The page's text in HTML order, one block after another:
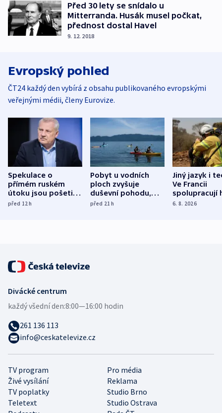
Před 30 lety se snídalo u
Mitterranda. Husák musel počkat,
přednost dostal Havel
9. 12. 2018
Evropský pohled
ČT24 každý den vybírá z obsahu publikovaného evropskými
veřejnými médii, členy Eurovize.
Spekulace o
přímém ruském
útoku jsou pošetilé,
míní estonský
před 12h
Pobyt u vodních
ploch zvyšuje
duševní pohodu,
ukázala
před 21h
Jiný jazyk i
Ve Francii
spolupracují
různých zemí
6. 8. 2026
TV program
Pro média
Živé vysílání
Reklama
TV poplatky
Studio Brno
Teletext
Studio Ostrava
Divácké centrum
každý všední den:8:00—16:00 hodin
261 136 113
info@ceskatelevize.cz